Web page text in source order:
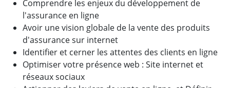
Comprendre les enjeux du développement de
l'assurance en ligne
Avoir une vision globale de la vente des produits
d'assurance sur internet
Identifier et cerner les attentes des clients en ligne
Optimiser votre présence web : Site internet et
réseaux sociaux